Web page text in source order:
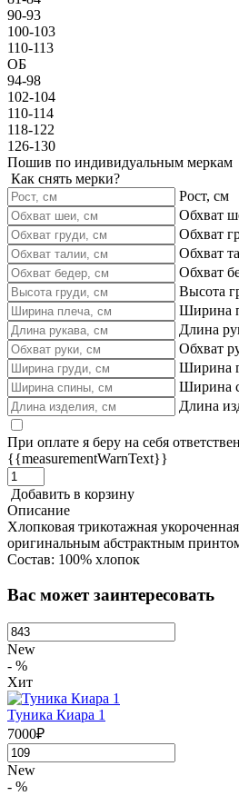
90-93
100-103
110-113
ОБ
94-98
102-104
110-114
118-122
126-130
Пошив по индивидуальным меркам
Как снять мерки?
Рост, см
Обхват
Обхват
Обхват
Обхват
Высота
Ширина
Длина
Обхват
Ширина
Ширина
Длина
При оплате я беру на себя
{{measurementWarnText}}
Добавить в корзину
Описание
Хлопковая трикотажная
оригинальным абстрактным
Состав: 100% хлопок
Вас может заинтересовать
New
- %
Хит
Туника Киара 1
7000₽
New
- %